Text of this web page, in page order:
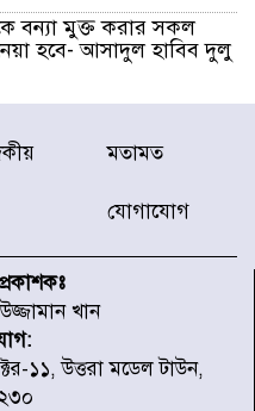
বন্যা মুক্ত করার সকল
হবে- আসাদুল হাবিব দুলু
খাতে অস্থিরতা তৈরির
একটি চক্র : প্রধানমন্ত্রী
বন্দর বন্ধ
জিডিপির ৫ শতাংশ
স্থানীয় সরকার মন্ত্রীর
মতামত
যোগাযোগ
খান
১১, উত্তরা মডেল টাউন,